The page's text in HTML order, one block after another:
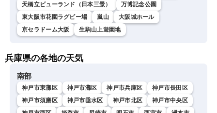
天橋立ビューランド（日本三景）
万博記念公園
東大阪市花園ラグビー場
嵐山
大阪城ホール
京セラドーム大阪
生駒山上遊園地
兵庫県の各地の天気
南部
神戸市東灘区 神戸市灘区 神戸市兵庫区
神戸市長田区
神戸市須磨区
神戸市垂水区 神戸市北区
神戸市中央区